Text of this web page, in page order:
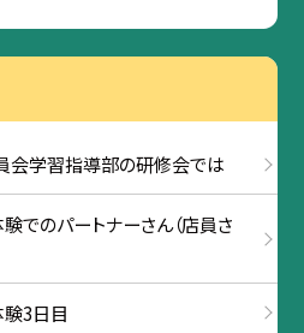
会学習指導部の研修会では
でのパートナーさん（店員さ
3日目